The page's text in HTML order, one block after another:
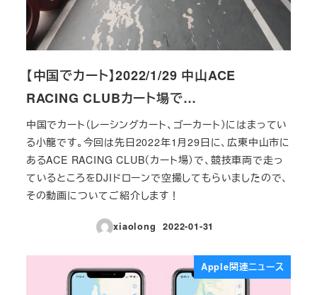
【中国でカート】2022/1/29 中山ACE
RACING CLUBカート場で…
中国でカート（レーシングカート、ゴーカート）にはまってい
る小龍です。今回は先日2022年1月29日に、広東中山市に
あるACE RACING CLUB（カート場）で、競技車両で走っ
ているところをDJIドローンで空撮してもらいましたので、
その動画についてご紹介します！
xiaolong
投稿日
2022-01-31
Apple関連ニュース